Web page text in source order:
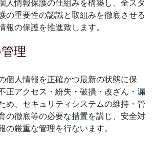
人情報保護の仕組みを構築し、全スタ
の重要性の認識と取組みを徹底させる
報の保護を推進致します。
理
個人情報を正確かつ最新の状態に保
正アクセス・紛失・破損・改ざん・漏
め、セキュリティシステムの維持・管
の徹底等の必要な措置を講じ、安全対
の厳重な管理を行ないます。